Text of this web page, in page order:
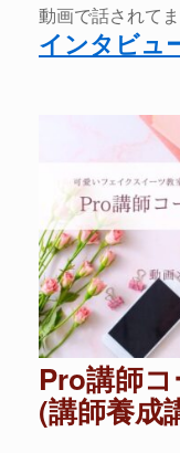
動画で話されて
インタビュ
Pro講師コ
(講師養成